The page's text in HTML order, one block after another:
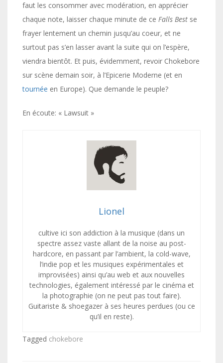
faut les consommer avec modération, en apprécier
chaque note, laisser chaque minute de ce Falls Best se
frayer lentement un chemin jusqu’au coeur, et ne
surtout pas s’en lasser avant la suite qui on l’espère,
viendra bientôt. Et puis, évidemment, revoir Chokebore
sur scène demain soir, à l’Epicerie Moderne (et en
tournée en Europe). Que demande le peuple?
En écoute: « Lawsuit »
Lionel
cultive ici son addiction à la musique (dans un
spectre assez vaste allant de la noise au post-
hardcore, en passant par l’ambient, la cold-wave,
l’indie pop et les musiques expérimentales et
improvisées) ainsi qu’au web et aux nouvelles
technologies, également intéressé par le cinéma et
la photographie (on ne peut pas tout faire).
Guitariste & shoegazer à ses heures perdues (ou ce
qu’il en reste).
Tagged chokebore